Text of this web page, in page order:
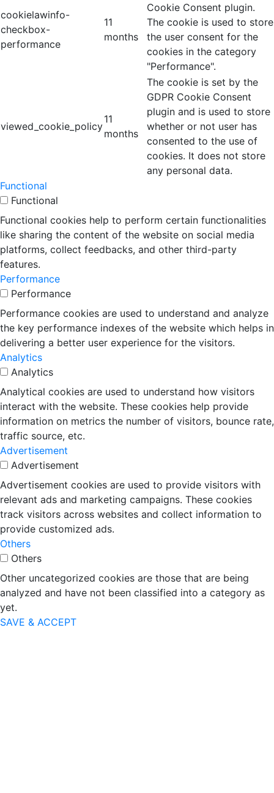
cookielawinfo-
checkbox-
performance
11
months
Cookie Consent plugin.
The cookie is used to store
the user consent for the
cookies in the category
"Performance".
viewed_cookie_policy
11
months
The cookie is set by the
GDPR Cookie Consent
plugin and is used to store
whether or not user has
consented to the use of
cookies. It does not store
any personal data.
Functional
Functional
Functional cookies help to perform certain functionalities
like sharing the content of the website on social media
platforms, collect feedbacks, and other third-party
features.
Performance
Performance
Performance cookies are used to understand and analyze
the key performance indexes of the website which helps in
delivering a better user experience for the visitors.
Analytics
Analytics
Analytical cookies are used to understand how visitors
interact with the website. These cookies help provide
information on metrics the number of visitors, bounce rate,
traffic source, etc.
Advertisement
Advertisement
Advertisement cookies are used to provide visitors with
relevant ads and marketing campaigns. These cookies
track visitors across websites and collect information to
provide customized ads.
Others
Others
Other uncategorized cookies are those that are being
analyzed and have not been classified into a category as
yet.
SAVE & ACCEPT